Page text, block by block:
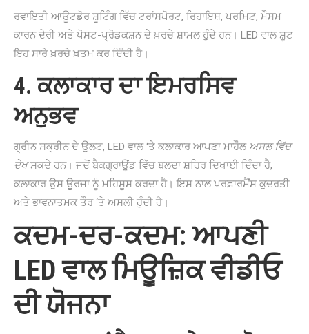
ਰਵਾਇਤੀ ਆਊਟਡੋਰ ਸ਼ੂਟਿੰਗ ਵਿੱਚ ਟਰਾਂਸਪੋਰਟ, ਰਿਹਾਇਸ਼, ਪਰਮਿਟ, ਮੌਸਮ
ਕਾਰਨ ਦੇਰੀ ਅਤੇ ਪੋਸਟ-ਪ੍ਰੋਡਕਸ਼ਨ ਦੇ ਖ਼ਰਚੇ ਸ਼ਾਮਲ ਹੁੰਦੇ ਹਨ। LED ਵਾਲ ਸ਼ੂਟ
ਇਹ ਸਾਰੇ ਖ਼ਰਚੇ ਖ਼ਤਮ ਕਰ ਦਿੰਦੀ ਹੈ।
4. ਕਲਾਕਾਰ ਦਾ ਇਮਰਸਿਵ
ਅਨੁਭਵ
ਗ੍ਰੀਨ ਸਕ੍ਰੀਨ ਦੇ ਉਲਟ, LED ਵਾਲ ‘ਤੇ ਕਲਾਕਾਰ ਆਪਣਾ ਮਾਹੌਲ ਅਸਲ ਵਿੱਚ
ਦੇਖਸਕਦੇ ਹਨ। ਜਦੋਂ ਬੈਕਗ੍ਰਾਊਂਡ ਵਿੱਚ ਬਲਦਾ ਸ਼ਹਿਰ ਦਿਖਾਈ ਦਿੰਦਾ ਹੈ,
ਕਲਾਕਾਰ ਉਸ ਊਰਜਾ ਨੂੰ ਮਹਿਸੂਸ ਕਰਦਾ ਹੈ। ਇਸ ਨਾਲ ਪਰਫ਼ਾਰਮੈਂਸ ਕੁਦਰਤੀ
ਅਤੇ ਭਾਵਨਾਤਮਕ ਤੌਰ ‘ਤੇ ਅਸਲੀ ਹੁੰਦੀ ਹੈ।
ਕਦਮ-ਦਰ-ਕਦਮ: ਆਪਣੀ
LED ਵਾਲ ਮਿਊਜ਼ਿਕ ਵੀਡੀਓ
ਦੀ ਯੋਜਨਾ